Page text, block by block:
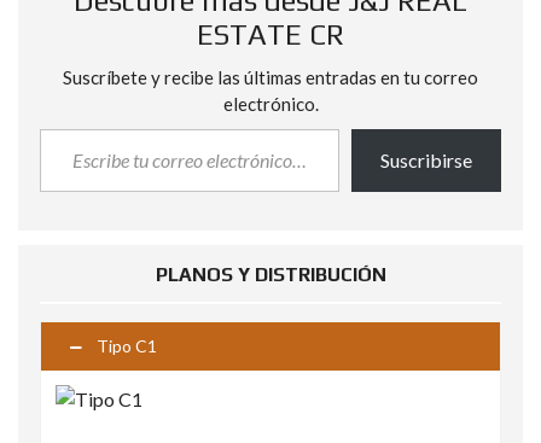
ESTATE CR
Suscríbete y recibe las últimas entradas en tu correo
electrónico.
Suscribirse
PLANOS Y DISTRIBUCIÓN
Tipo C1